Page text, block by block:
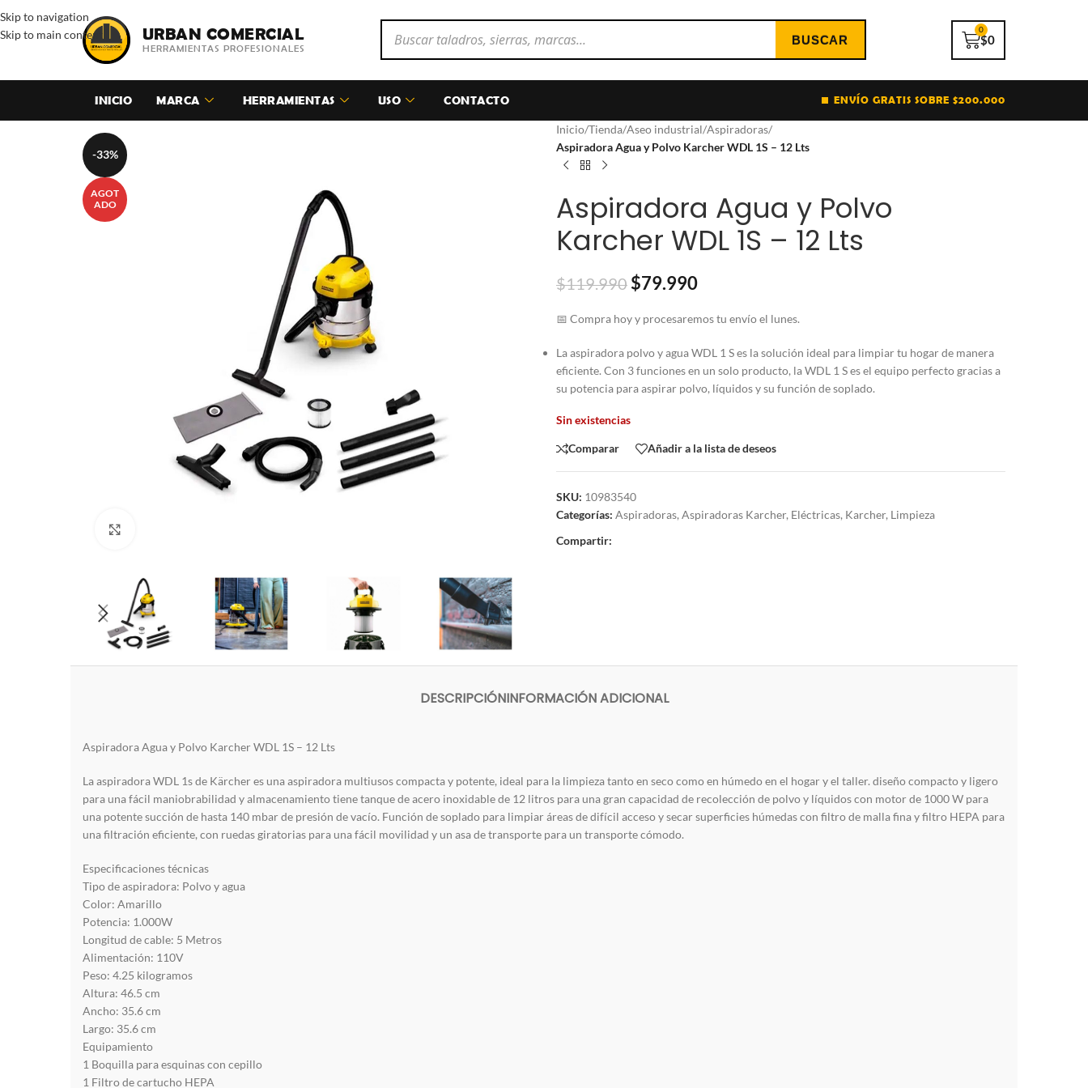
Skip to navigation
Skip to main content
URBAN COMERCIAL
HERRAMIENTAS PROFESIONALES
$0
0
INICIO MARCA HERRAMIENTAS USO CONTACTO ENVÍO GRATIS SOBRE $200.000
-33%
AGOT
ADO
Inicio/Tienda/Aseo industrial/Aspiradoras/
Aspiradora Agua y Polvo Karcher WDL 1S – 12 Lts
Aspiradora Agua y Polvo
Karcher WDL 1S – 12 Lts
$119.990 $79.990
📅 Compra hoy y procesaremos tu envío el lunes.
La aspiradora polvo y agua WDL 1 S es la solución ideal para limpiar tu hogar de manera
eficiente. Con 3 funciones en un solo producto, la WDL 1 S es el equipo perfecto gracias a
su potencia para aspirar polvo, líquidos y su función de soplado.
Sin existencias
Comparar Añadir a la lista de deseos
SKU: 10983540
Categorías: Aspiradoras, Aspiradoras Karcher, Eléctricas, Karcher, Limpieza
Compartir:
DESCRIPCIÓNINFORMACIÓN ADICIONAL
Aspiradora Agua y Polvo Karcher WDL 1S – 12 Lts
La aspiradora WDL 1s de Kärcher es una aspiradora multiusos compacta y potente, ideal para la limpieza tanto en seco como en húmedo en el hogar y el taller. diseño compacto y ligero
para una fácil maniobrabilidad y almacenamiento tiene tanque de acero inoxidable de 12 litros para una gran capacidad de recolección de polvo y líquidos con motor de 1000 W para
una potente succión de hasta 140 mbar de presión de vacío. Función de soplado para limpiar áreas de difícil acceso y secar superficies húmedas con filtro de malla fina y filtro HEPA para
una filtración eficiente, con ruedas giratorias para una fácil movilidad y un asa de transporte para un transporte cómodo.
Especificaciones técnicas
Tipo de aspiradora: Polvo y agua
Color: Amarillo
Potencia: 1.000W
Longitud de cable: 5 Metros
Alimentación: 110V
Peso: 4.25 kilogramos
Altura: 46.5 cm
Ancho: 35.6 cm
Largo: 35.6 cm
Equipamiento
1 Boquilla para esquinas con cepillo
1 Filtro de cartucho HEPA